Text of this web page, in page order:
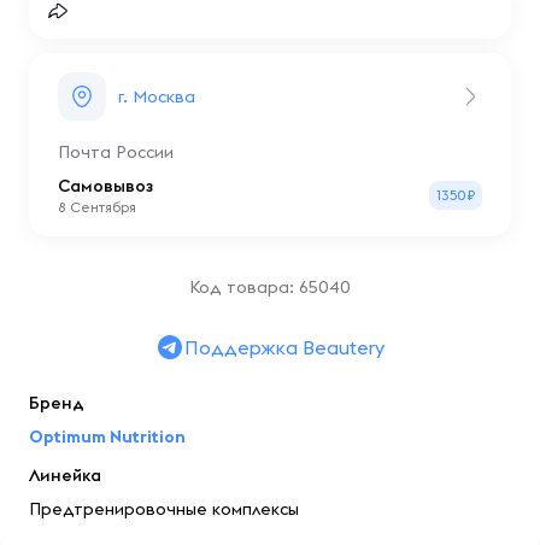
г. Москва
Почта России
Самовывоз
8 Сентября
1350₽
Код товара: 65040
Поддержка Beautery
Бренд
Optimum Nutrition
Линейка
Предтренировочные комплексы